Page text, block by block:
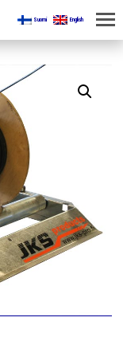
Suomi English